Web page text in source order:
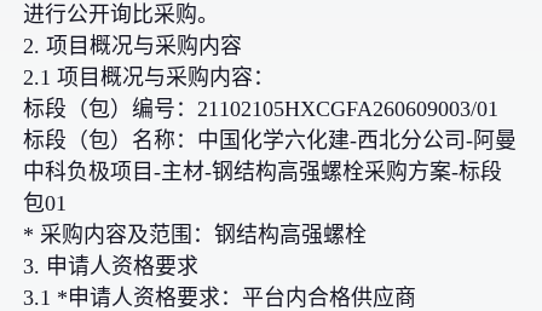
进行公开询比采购。
2. 项目概况与采购内容
2.1 项目概况与采购内容：
标段（包）编号：21102105HXCGFA260609003/01
标段（包）名称：中国化学六化建-西北分公司-阿曼
中科负极项目-主材-钢结构高强螺栓采购方案-标段
包01
* 采购内容及范围：钢结构高强螺栓
3. 申请人资格要求
3.1 *申请人资格要求：平台内合格供应商